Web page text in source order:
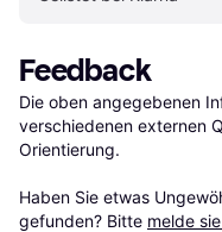
Feedback
Die oben angegebenen
verschiedenen externen
Orientierung.
Haben Sie etwas
gefunden? Bitte melde